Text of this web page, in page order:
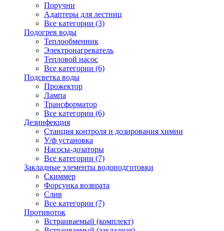
Поручни
Адаптеры для лестниц
Все категории (3)
Подогрев воды
Теплообменник
Электронагреватель
Тепловой насос
Все категории (6)
Подсветка воды
Прожектор
Лампа
Трансформатор
Все категории (6)
Дезинфекция
Станция контроля и дозирования химии
У/ф установка
Насосы-дозаторы
Все категории (7)
Закладные элементы водоподготовки
Скиммер
Форсунка возврата
Слив
Все категории (7)
Противоток
Встраиваемый (комплект)